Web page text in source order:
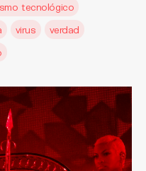
tecnológico
virus
verdad